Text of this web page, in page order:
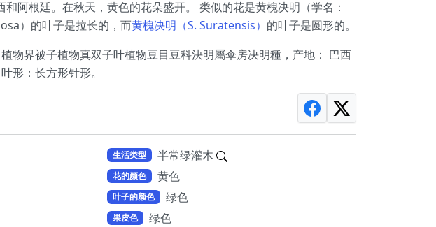
阿根廷。在秋天，黄色的花朵盛开。 类似的花是黄槐决明（学名：
）的叶子是拉长的，而黄槐决明（S. Suratensis） 的叶子是圆形的。
界被子植物真双子叶植物豆目豆科決明屬伞房决明種，产地： 巴西
形：长方形针形。
生活类型 半常绿灌木
花的颜色 黄色
叶子的颜色 绿色
果皮色 绿色